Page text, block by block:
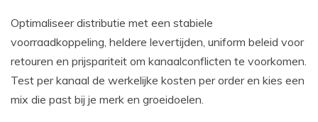
Optimaliseer distributie met een stabiele
voorraadkoppeling, heldere levertijden, uniform beleid voor
retouren en prijspariteit om kanaalconflicten te voorkomen.
Test per kanaal de werkelijke kosten per order en kies een
mix die past bij je merk en groeidoelen.